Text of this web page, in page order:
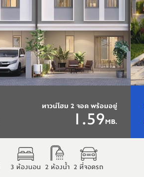
ทาวน์โฮม 2 จอด พร้อมอยู่
1.59MB.
3 ห้องนอน 2 ห้องน้ำ 2 ที่จอดรถ